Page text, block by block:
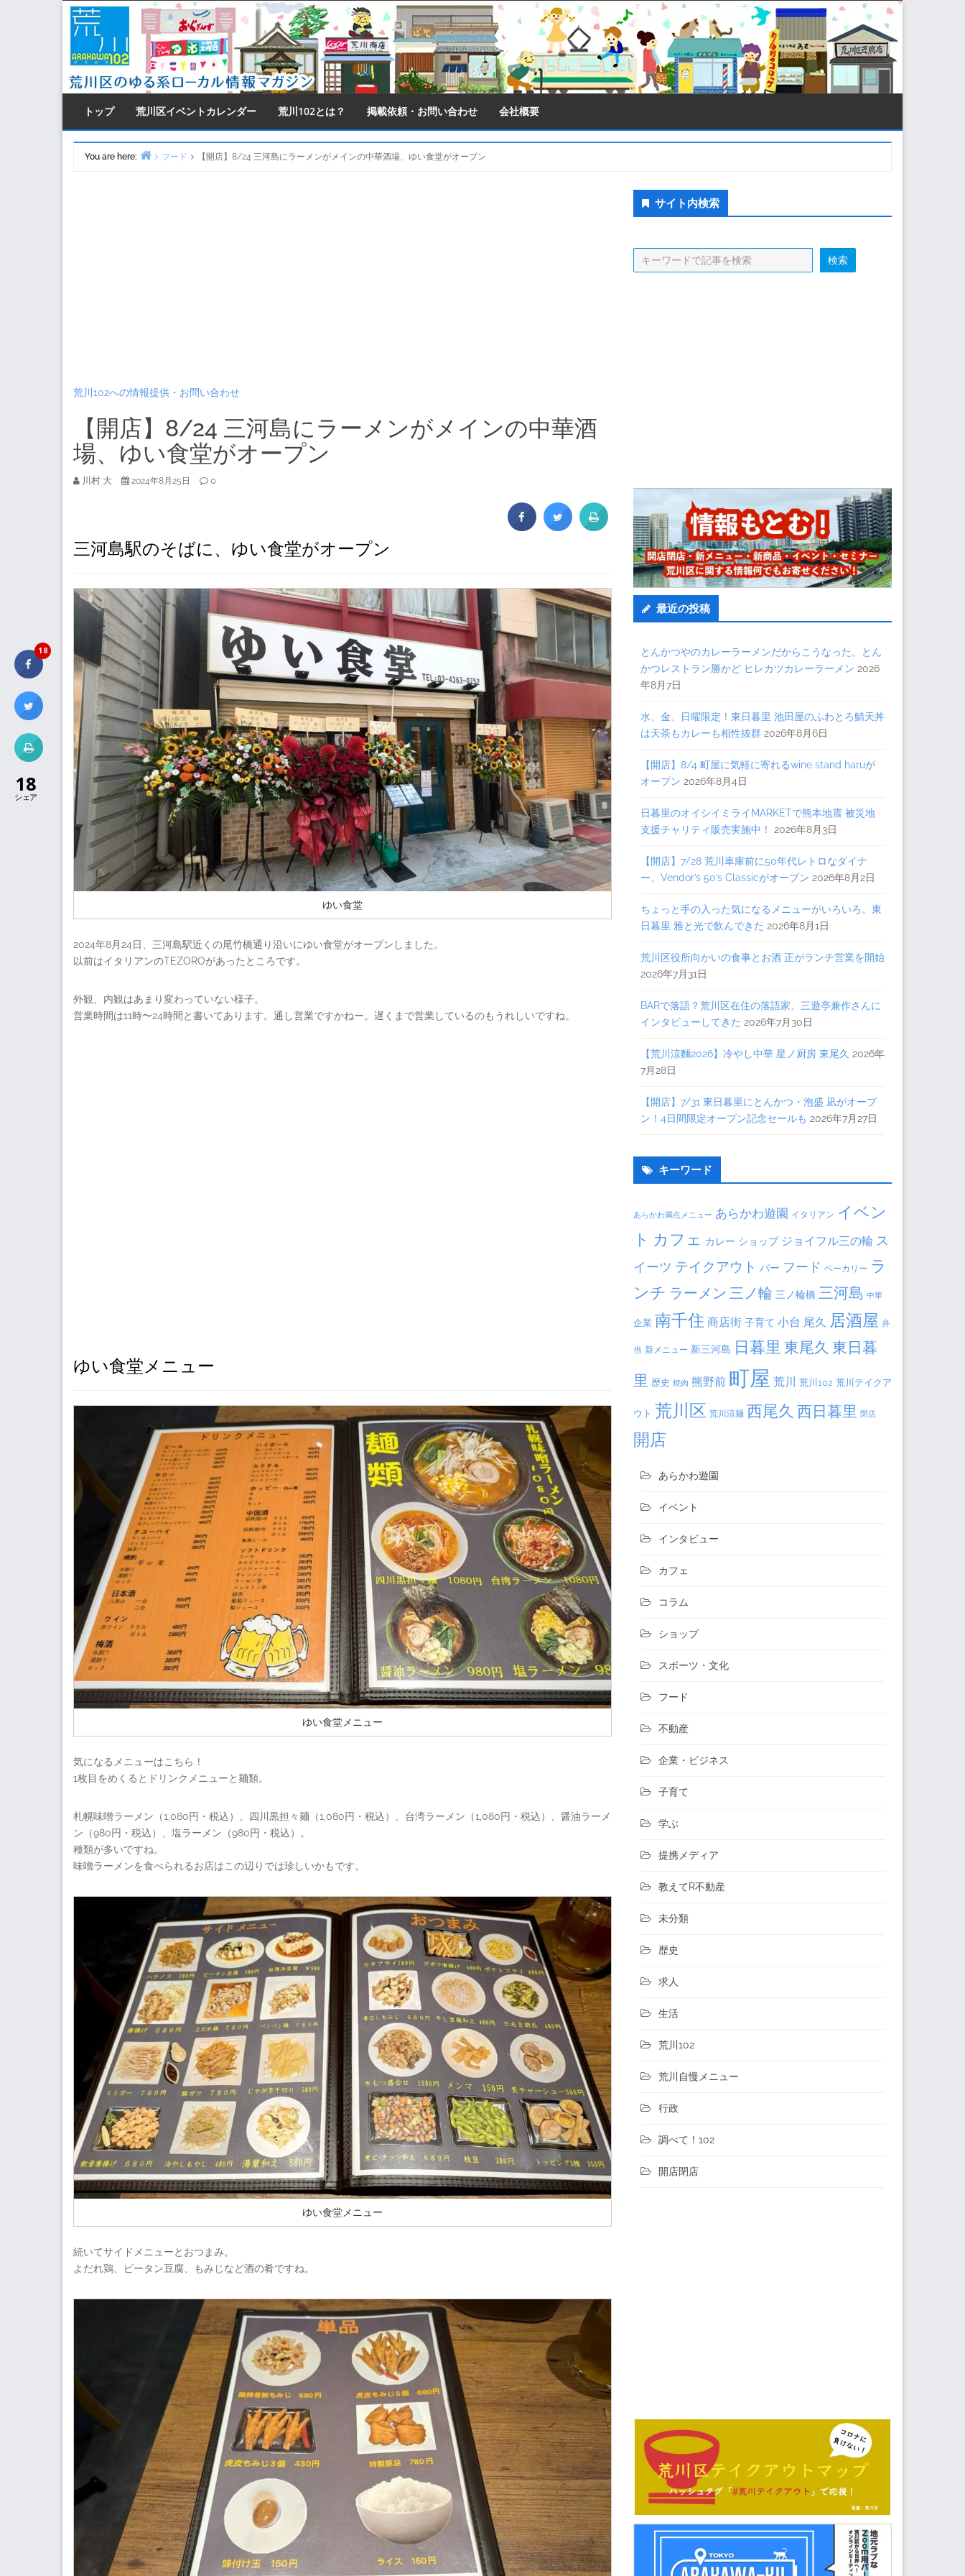
Skip
content
トップ 荒川区イベントカレンダー 荒川102とは？ 掲載依頼・お問い合わせ 会社概要
You are here:
フード 【開店】8/24 三河島にラーメンがメインの中華酒場、ゆい食堂がオープン
荒川102への情報提供・お問い合わせ
【開店】8/24 三河島にラーメンがメインの中華酒
場、ゆい食堂がオープン
川村 大 2024年8月25日 0
三河島駅のそばに、ゆい食堂がオープン
ゆい食堂
2024年8月24日、三河島駅近くの尾竹橋通り沿いにゆい食堂がオープンしました。
以前はイタリアンのTEZOROがあったところです。
外観、内観はあまり変わっていない様子。
営業時間は11時〜24時間と書いてあります。通し営業ですかねー。遅くまで営業しているのもうれしいですね。
ゆい食堂メニュー
ゆい食堂メニュー
気になるメニューはこちら！
1枚目をめくるとドリンクメニューと麺類。
札幌味噌ラーメン（1,080円・税込）、四川黒担々麺（1,080円・税込）、台湾ラーメン（1,080円・税込）、醤油ラーメ
ン（980円・税込）、塩ラーメン（980円・税込）。
種類が多いですね。
味噌ラーメンを食べられるお店はこの辺りでは珍しいかもです。
ゆい食堂メニュー
続いてサイドメニューとおつまみ。
よだれ鶏、ピータン豆腐、もみじなど酒の肴ですね。
Secondary
Sidebar
サイト内検索
最近の投稿
とんかつやのカレーラーメンだからこうなった。とん
かつレストラン勝かど ヒレカツカレーラーメン 2026
年8月7日
水、金、日曜限定！東日暮里 池田屋のふわとろ鯖天丼
は天茶もカレーも相性抜群 2026年8月6日
【開店】8/4 町屋に気軽に寄れるwine stand haruが
オープン 2026年8月4日
日暮里のオイシイミライMARKETで熊本地震 被災地
支援チャリティ販売実施中！
2026年8月3日
【開店】7/28 荒川車庫前に50年代レトロなダイナ
ー、Vendor’s 50’s Classicがオープン 2026年8月2日
ちょっと手の入った気になるメニューがいろいろ。東
日暮里 雅と光で飲んできた 2026年8月1日
荒川区役所向かいの食事とお酒 正がランチ営業を開始
2026年7月31日
BARで落語？荒川区在住の落語家、三遊亭兼作さんに
インタビューしてきた 2026年7月30日
【荒川涼麵2026】冷やし中華 星ノ厨房 東尾久 2026年
7月28日
【開店】7/31 東日暮里にとんかつ・泡盛 凪がオープ
ン！4日間限定オープン記念セールも 2026年7月27日
キーワード
あらかわ満点メニュー あらかわ遊園 イタリアン イベン
ト カフェ カレー ショップ ジョイフル三の輪 ス
イーツ テイクアウト バー フード ベーカリー ラ
ンチ ラーメン 三ノ輪 三ノ輪橋 三河島 中華
企業 南千住 商店街 子育て 小台 尾久 居酒屋 弁
当 新メニュー 新三河島 日暮里 東尾久 東日暮
里 歴史 焼肉 熊野前 町屋 荒川 荒川102 荒川テイクア
ウト 荒川区 荒川涼麺 西尾久 西日暮里 閉店
開店
あらかわ遊園
イベント
インタビュー
カフェ
コラム
ショップ
スポーツ・文化
フード
不動産
企業・ビジネス
子育て
学ぶ
提携メディア
教えてR不動産
未分類
歴史
求人
生活
荒川102
荒川自慢メニュー
行政
調べて！102
開店閉店
18
18
シェア